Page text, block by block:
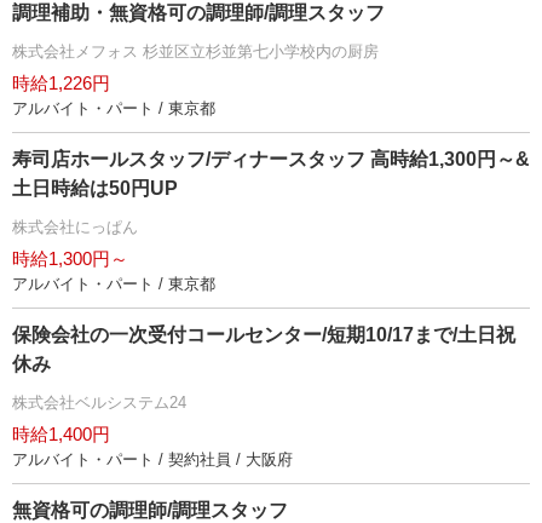
調理補助・無資格可の調理師/調理スタッフ
株式会社メフォス 杉並区立杉並第七小学校内の厨房
時給1,226円
アルバイト・パート / 東京都
寿司店ホールスタッフ/ディナースタッフ 高時給1,300円～&
土日時給は50円UP
株式会社にっぱん
時給1,300円～
アルバイト・パート / 東京都
保険会社の一次受付コールセンター/短期10/17まで/土日祝
休み
株式会社ベルシステム24
時給1,400円
アルバイト・パート / 契約社員 / 大阪府
無資格可の調理師/調理スタッフ